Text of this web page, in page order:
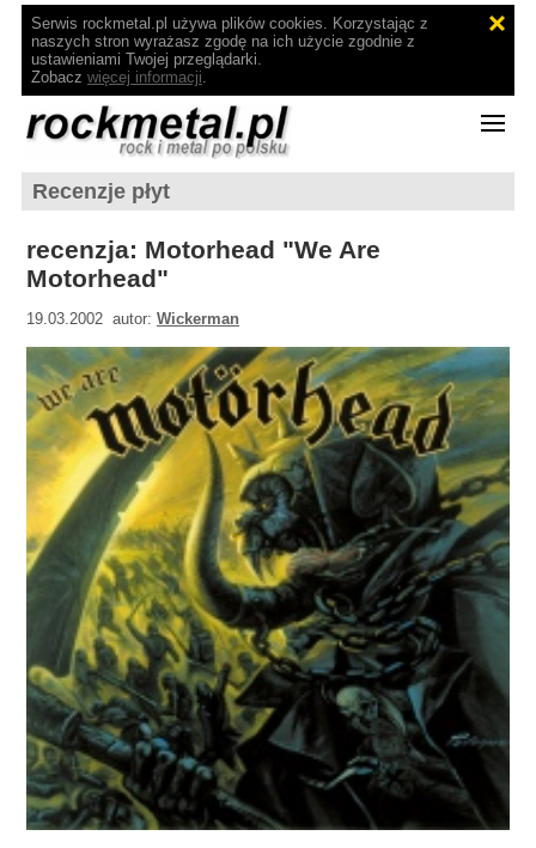
Serwis rockmetal.pl używa plików cookies. Korzystając z
naszych stron wyrażasz zgodę na ich użycie zgodnie z
ustawieniami Twojej przeglądarki.
Zobacz więcej informacji.
Recenzje płyt
recenzja: Motorhead "We Are
Motorhead"
19.03.2002 autor:Wickerman